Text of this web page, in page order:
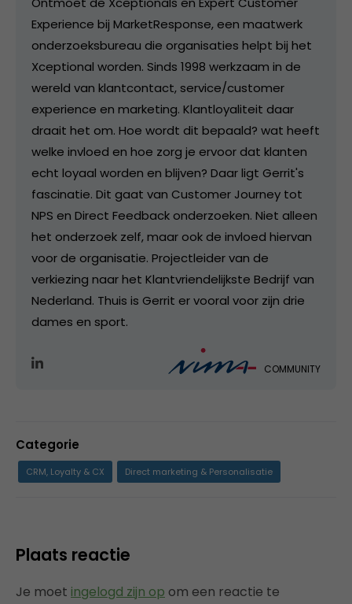
Experience bij MarketResponse, een maatwerk
onderzoeksbureau die organisaties helpt bij het
Xceptional worden. Sinds 1998 werkzaam in de
wereld van klantcontact, service/customer
experience en marketing. Klantloyaliteit daar
draait het om. Hoe wordt dit bepaald? wat heeft
welke invloed en hoe zorg je ervoor dat klanten
echt loyaal worden en blijven? Daar ligt Gerrit's
fascinatie. Dit gaat van Customer Journey tot
NPS en Direct Feedback onderzoeken. Niet alleen
het onderzoek zelf, maar ook de invloed hiervan
voor de organisatie. Projectleider van de
verkiezing naar het Klantvriendelijkste Bedrijf van
Nederland. Thuis is Gerrit er vooral voor zijn drie
dames en sport.
COMMUNITY
Categorie
CRM, Loyalty & CX Direct marketing & Personalisatie
Plaats reactie
Je moet ingelogd zijn op om een reactie te